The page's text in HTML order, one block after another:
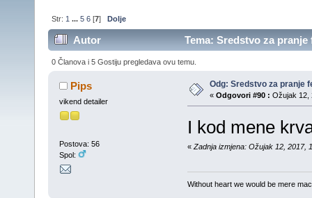
Str: 1 ...5 6 [7]Dolje
Autor Tema: Sredstvo za
0 Članova i 5 Gostiju pregledava ovu temu.
Pips
vikend detailer
Postova: 56
Spol:
Odg: Sredstvo za pranje
« Odgovori #90 : Ožujak 12,
I kod mene
« Zadnja izmjena: Ožujak 12, 2017,
Without heart we would be mere